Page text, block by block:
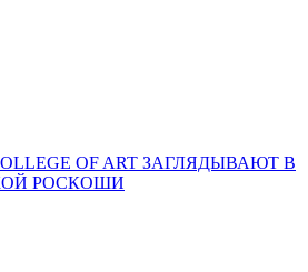
OF ART ЗАГЛЯДЫВАЮТ В
РОСКОШИ